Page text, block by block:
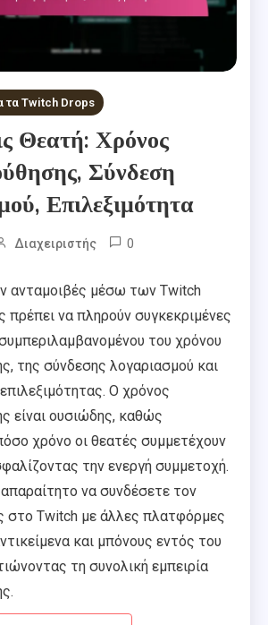
τα Twitch Drops
Θεατή: Χρόνος
Σύνδεση
Επιλεξιμότητα
Διαχειριστής 0
ανταμοιβές μέσω των Twitch
πρέπει να πληρούν συγκεκριμένες
του χρόνου
της σύνδεσης λογαριασμού και
Ο χρόνος
είναι ουσιώδης, καθώς
χρόνο οι θεατές συμμετέχουν
την ενεργή συμμετοχή.
απαραίτητο να συνδέσετε τον
στο Twitch με άλλες πλατφόρμες
και μπόνους εντός του
τη συνολική εμπειρία